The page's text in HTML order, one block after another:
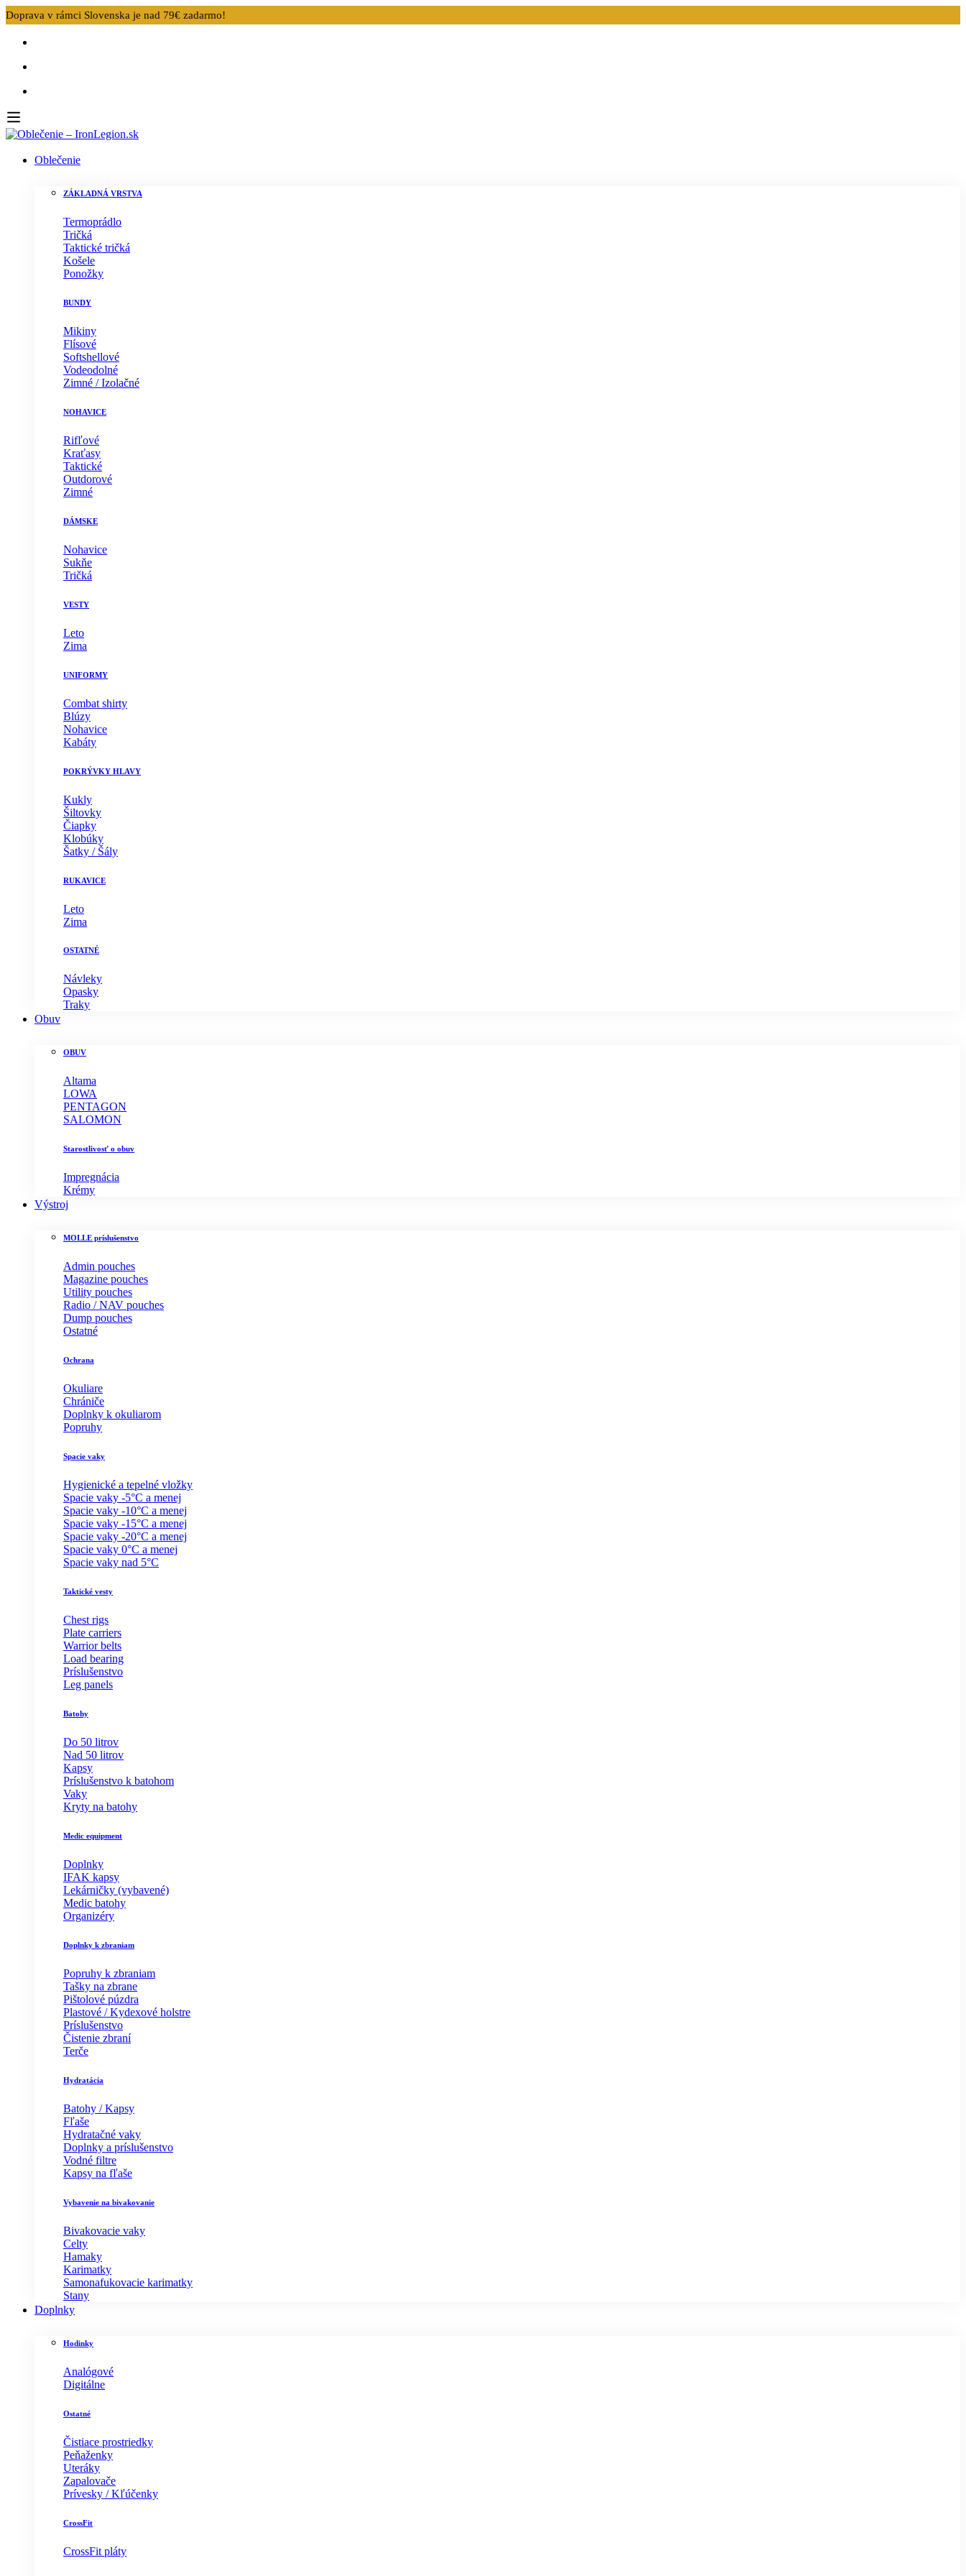
Doprava v rámci Slovenska je nad 79€ zadarmo!
Oblečenie
ZÁKLADNÁ VRSTVA
Termoprádlo
Tričká
Taktické tričká
Košele
Ponožky
BUNDY
Mikiny
Flísové
Softshellové
Vodeodolné
Zimné / Izolačné
NOHAVICE
Rifľové
Kraťasy
Taktické
Outdorové
Zimné
DÁMSKE
Nohavice
Sukňe
Tričká
VESTY
Leto
Zima
UNIFORMY
Combat shirty
Blúzy
Nohavice
Kabáty
POKRÝVKY HLAVY
Kukly
Šiltovky
Čiapky
Klobúky
Šatky / Šály
RUKAVICE
Leto
Zima
OSTATNÉ
Návleky
Opasky
Traky
Obuv
OBUV
Altama
LOWA
PENTAGON
SALOMON
Starostlivosť o obuv
Impregnácia
Krémy
Výstroj
MOLLE príslušenstvo
Admin pouches
Magazine pouches
Utility pouches
Radio / NAV pouches
Dump pouches
Ostatné
Ochrana
Okuliare
Chrániče
Doplnky k okuliarom
Popruhy
Spacie vaky
Hygienické a tepelné vložky
Spacie vaky -5°C a menej
Spacie vaky -10°C a menej
Spacie vaky -15°C a menej
Spacie vaky -20°C a menej
Spacie vaky 0°C a menej
Spacie vaky nad 5°C
Taktické vesty
Chest rigs
Plate carriers
Warrior belts
Load bearing
Príslušenstvo
Leg panels
Batohy
Do 50 litrov
Nad 50 litrov
Kapsy
Príslušenstvo k batohom
Vaky
Kryty na batohy
Medic equipment
Doplnky
IFAK kapsy
Lekárničky (vybavené)
Medic batohy
Organizéry
Doplnky k zbraniam
Popruhy k zbraniam
Tašky na zbrane
Pištolové púzdra
Plastové / Kydexové holstre
Príslušenstvo
Čistenie zbraní
Terče
Hydratácia
Batohy / Kapsy
Fľaše
Hydratačné vaky
Doplnky a príslušenstvo
Vodné filtre
Kapsy na fľaše
Vybavenie na bivakovanie
Bivakovacie vaky
Celty
Hamaky
Karimatky
Samonafukovacie karimatky
Stany
Doplnky
Hodinky
Analógové
Digitálne
Ostatné
Čistiace prostriedky
Peňaženky
Uteráky
Zapalovače
Prívesky / Kľúčenky
CrossFit
CrossFit pláty